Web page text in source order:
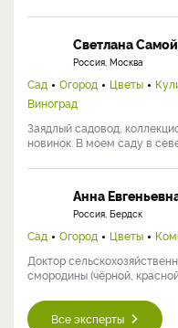
Светлана
Россия, Москва
Сад Огород Цветы
Виноград
Заядлый садовод,
новинок. В моем саду в
Анна
Россия, Бердск
Сад Огород Цветы
Доктор
смородины (чёрной,
Все эксперты